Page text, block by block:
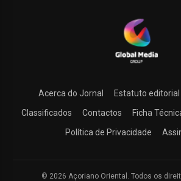
Acerca do Jornal Estatuto editorial
Classificados
Contactos Ficha
Política de Privacidade
© 2026 Açoriano Oriental. Todos os